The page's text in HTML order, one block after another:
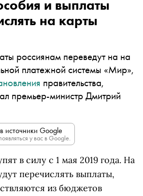
и выплаты
на карты
россиянам переведут на на
платежной системы «Мир»,
правительства,
премьер-министр Дмитрий
источники Google
у вас в Google.
в силу с 1 мая 2019 года. На
перечислять выплаты,
из бюджетов